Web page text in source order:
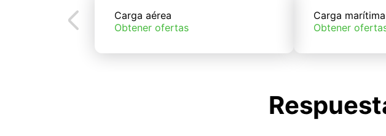
Carga aérea
Obtener ofertas
Carga marítima
Obtener